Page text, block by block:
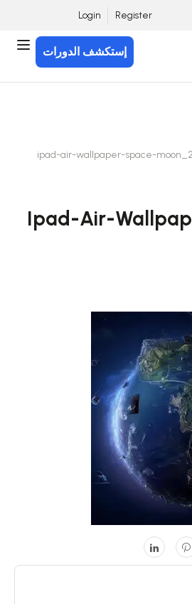
Register
Login
إستكشف الدورات
1-Ipad-Air-